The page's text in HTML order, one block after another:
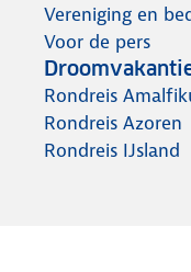
Vereniging en
Voor de pers
Rondreis
Rondreis Azoren
Rondreis IJsland